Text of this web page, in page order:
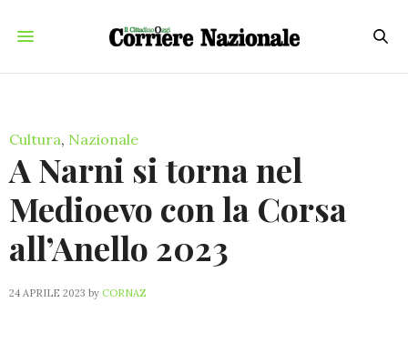
Cultura, Nazionale
A Narni si torna nel
Medioevo con la Corsa
all’Anello 2023
24 APRILE 2023 by CORNAZ